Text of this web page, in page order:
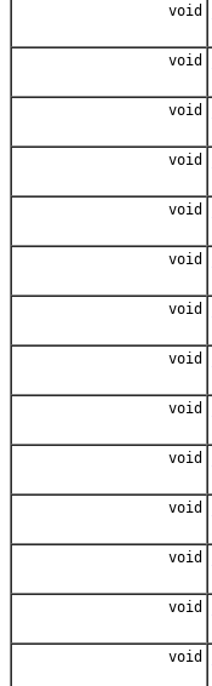
void
void
void
void
void
void
void
void
void
void
void
void
void
void